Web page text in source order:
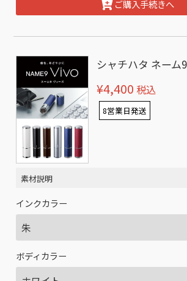
ご購入手続きへ
シャチハタ ネーム
¥4,400 税込
8営業日発送
素材説明
インクカラー
ボディカラー